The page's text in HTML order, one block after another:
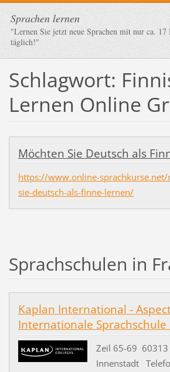
Sprachen lernen
"Lernen Sie jetzt neue Sprachen mit nur ca. 17
täglich!"
Schlagwort:
Lernen Online
Möchten Sie Deutsch als
https://www.online-
sie-deutsch-als-finne-lernen/
Sprachschulen in
Kaplan International -
Internationale Sprachschule
Zeil 65-69
Innenstadt